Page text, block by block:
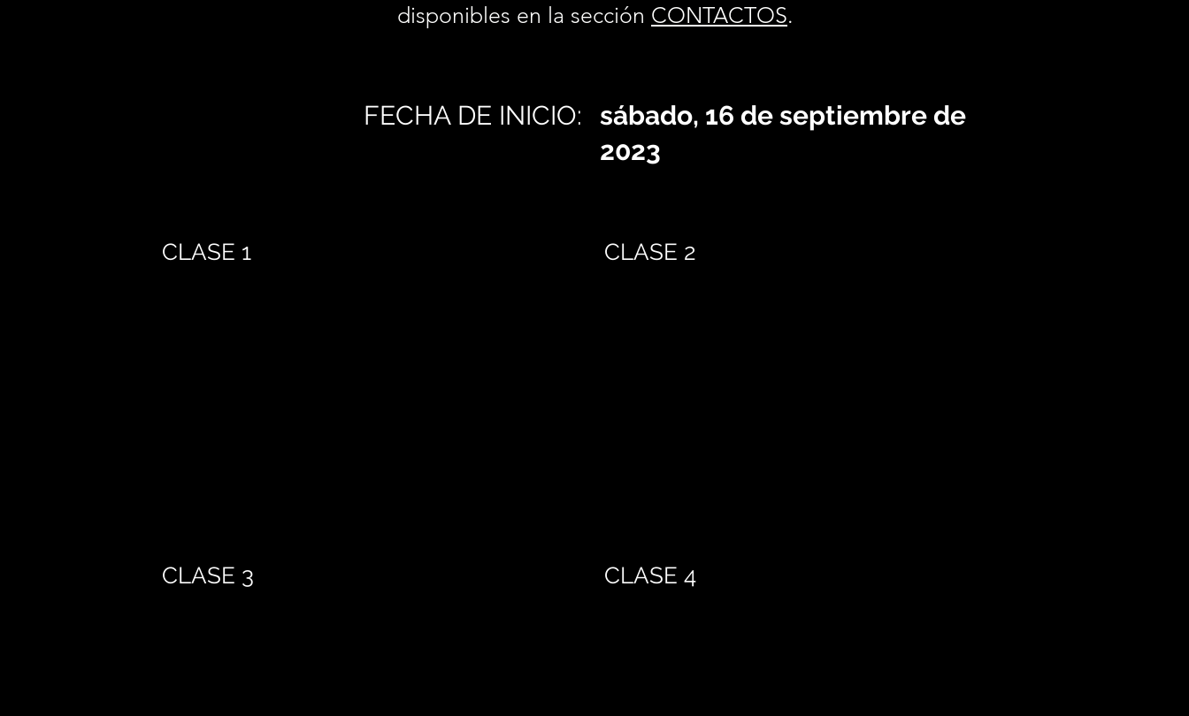
disponibles en la sección CONTACTOS.
FECHA DE INICIO:
sábado, 16 de septiembre de
2023
CLASE 1
CLASE 3
CLASE 2
CLASE 4